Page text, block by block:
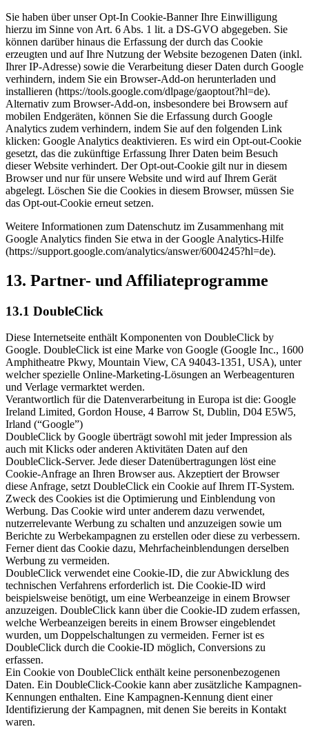
Sie haben über unser Opt-In Cookie-Banner Ihre Einwilligung
hierzu im Sinne von Art. 6 Abs. 1 lit. a DS-GVO abgegeben. Sie
können darüber hinaus die Erfassung der durch das Cookie
erzeugten und auf Ihre Nutzung der Website bezogenen Daten (inkl.
Ihrer IP-Adresse) sowie die Verarbeitung dieser Daten durch Google
verhindern, indem Sie ein Browser-Add-on herunterladen und
installieren (https://tools.google.com/dlpage/gaoptout?hl=de).
Alternativ zum Browser-Add-on, insbesondere bei Browsern auf
mobilen Endgeräten, können Sie die Erfassung durch Google
Analytics zudem verhindern, indem Sie auf den folgenden Link
klicken: Google Analytics deaktivieren. Es wird ein Opt-out-Cookie
gesetzt, das die zukünftige Erfassung Ihrer Daten beim Besuch
dieser Website verhindert. Der Opt-out-Cookie gilt nur in diesem
Browser und nur für unsere Website und wird auf Ihrem Gerät
abgelegt. Löschen Sie die Cookies in diesem Browser, müssen Sie
das Opt-out-Cookie erneut setzen.
Weitere Informationen zum Datenschutz im Zusammenhang mit
Google Analytics finden Sie etwa in der Google Analytics-Hilfe
(https://support.google.com/analytics/answer/6004245?hl=de).
13. Partner- und Affiliateprogramme
13.1 DoubleClick
Diese Internetseite enthält Komponenten von DoubleClick by
Google. DoubleClick ist eine Marke von Google (Google Inc., 1600
Amphitheatre Pkwy, Mountain View, CA 94043-1351, USA), unter
welcher spezielle Online-Marketing-Lösungen an Werbeagenturen
und Verlage vermarktet werden.
Verantwortlich für die Datenverarbeitung in Europa ist die: Google
Ireland Limited, Gordon House, 4 Barrow St, Dublin, D04 E5W5,
Irland (“Google”)
DoubleClick by Google überträgt sowohl mit jeder Impression als
auch mit Klicks oder anderen Aktivitäten Daten auf den
DoubleClick-Server. Jede dieser Datenübertragungen löst eine
Cookie-Anfrage an Ihren Browser aus. Akzeptiert der Browser
diese Anfrage, setzt DoubleClick ein Cookie auf Ihrem IT-System.
Zweck des Cookies ist die Optimierung und Einblendung von
Werbung. Das Cookie wird unter anderem dazu verwendet,
nutzerrelevante Werbung zu schalten und anzuzeigen sowie um
Berichte zu Werbekampagnen zu erstellen oder diese zu verbessern.
Ferner dient das Cookie dazu, Mehrfacheinblendungen derselben
Werbung zu vermeiden.
DoubleClick verwendet eine Cookie-ID, die zur Abwicklung des
technischen Verfahrens erforderlich ist. Die Cookie-ID wird
beispielsweise benötigt, um eine Werbeanzeige in einem Browser
anzuzeigen. DoubleClick kann über die Cookie-ID zudem erfassen,
welche Werbeanzeigen bereits in einem Browser eingeblendet
wurden, um Doppelschaltungen zu vermeiden. Ferner ist es
DoubleClick durch die Cookie-ID möglich, Conversions zu
erfassen.
Ein Cookie von DoubleClick enthält keine personenbezogenen
Daten. Ein DoubleClick-Cookie kann aber zusätzliche Kampagnen-
Kennungen enthalten. Eine Kampagnen-Kennung dient einer
Identifizierung der Kampagnen, mit denen Sie bereits in Kontakt
waren.